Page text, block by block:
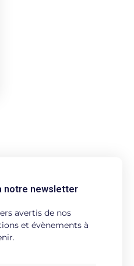
notre newsletter
avertis de nos
et évènements à